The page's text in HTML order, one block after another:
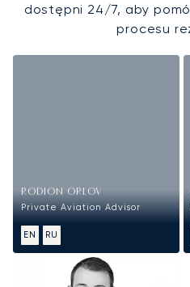
dostępni 24/7, aby
procesu
RODION ORLOV
Private Aviation Advisor
EN RU